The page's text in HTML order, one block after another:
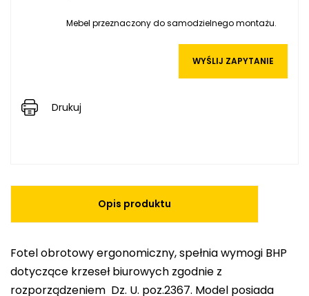
Mebel przeznaczony do samodzielnego montażu.
WYŚLIJ ZAPYTANIE
Drukuj
Opis produktu
Fotel obrotowy ergonomiczny, spełnia wymogi BHP
dotyczące krzeseł biurowych zgodnie z
rozporządzeniem Dz. U. poz.2367. Model posiada